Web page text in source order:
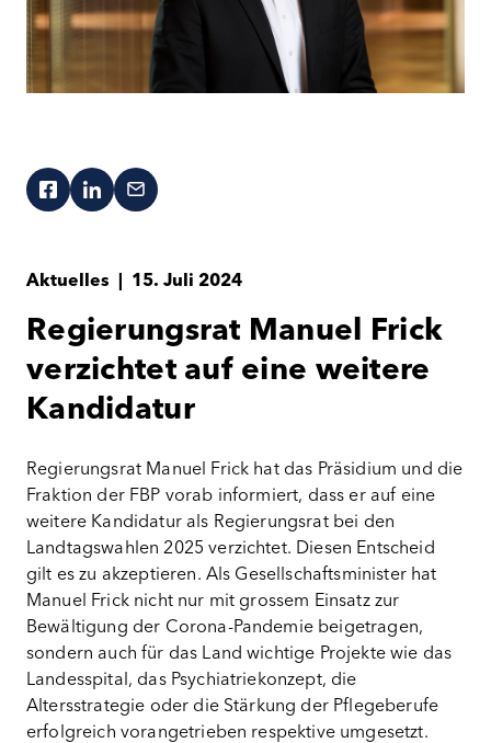
Aktuelles 15. Juli 2024
Regierungsrat Manuel Frick
verzichtet auf eine weitere
Kandidatur
Regierungsrat Manuel Frick hat das Präsidium und die
Fraktion der FBP vorab informiert, dass er auf eine
weitere Kandidatur als Regierungsrat bei den
Landtagswahlen 2025 verzichtet. Diesen Entscheid
gilt es zu akzeptieren. Als Gesellschaftsminister hat
Manuel Frick nicht nur mit grossem Einsatz zur
Bewältigung der Corona-Pandemie beigetragen,
sondern auch für das Land wichtige Projekte wie das
Landesspital, das Psychiatriekonzept, die
Altersstrategie oder die Stärkung der Pflegeberufe
erfolgreich vorangetrieben respektive umgesetzt.